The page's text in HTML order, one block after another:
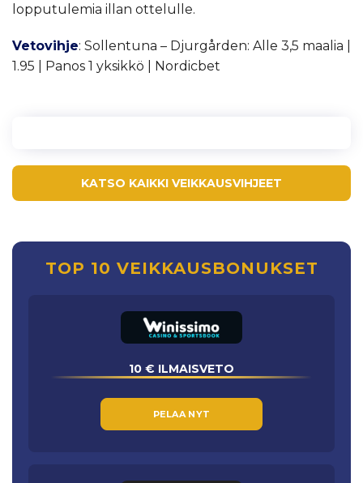
lopputulemia illan ottelulle.
Vetovihje: Sollentuna – Djurgården: Alle 3,5 maalia |
1.95 | Panos 1 yksikkö | Nordicbet
KATSO KAIKKI VEIKKAUSVIHJEET
TOP 10 VEIKKAUSBONUKSET
10 € ILMAISVETO
PELAA NYT